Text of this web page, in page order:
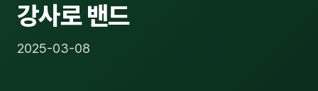
🤝 B2B 세일즈
💼 비즈니스 스킬
강사로 밴드
2025-03-08